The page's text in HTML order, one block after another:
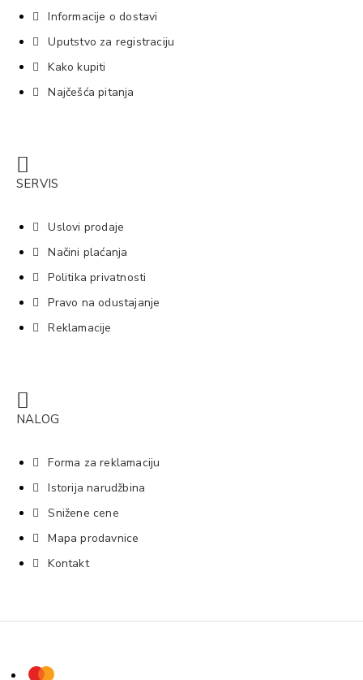
Informacije o dostavi
Uputstvo za registraciju
Kako kupiti
Najčešća pitanja
SERVIS
Uslovi prodaje
Načini plaćanja
Politika privatnosti
Pravo na odustajanje
Reklamacije
NALOG
Forma za reklamaciju
Istorija narudžbina
Snižene cene
Mapa prodavnice
Kontakt